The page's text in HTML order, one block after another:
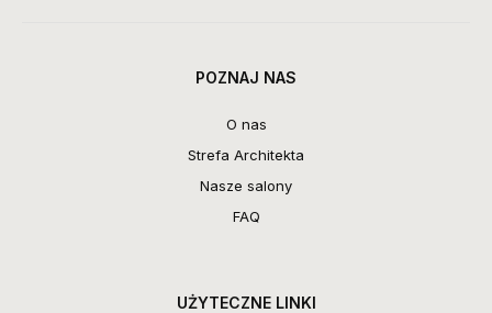
POZNAJ NAS
O nas
Strefa Architekta
Nasze salony
FAQ
UŻYTECZNE LINKI